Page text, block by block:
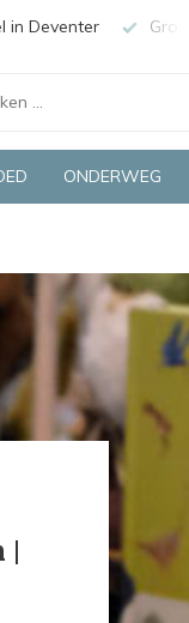
in Deventer
ONDERWEG
|